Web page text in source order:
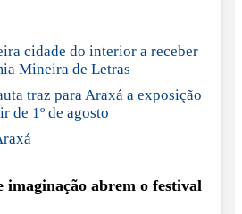
cidade do interior a receber
Mineira de Letras
traz para Araxá a exposição
de 1º de agosto
abrem o festival